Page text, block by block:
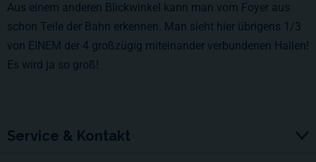
Aus einem anderen Blickwinkel kann man vom Foyer aus
schon Teile der Bahn erkennen. Man sieht hier übrigens 1/3
von EINEM der 4 großzügig miteinander verbundenen Hallen!
Es wird ja so groß!
Service & Kontakt